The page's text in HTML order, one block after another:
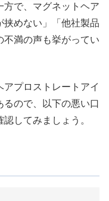
で、マグネットヘア
挟めない」「他社製品
満の声も挙がってい
プロストレートアイ
るので、以下の悪い口
してみましょう。